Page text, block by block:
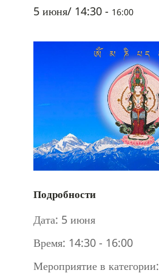
5 июня/ 14:30 - 16:00
Подробности
Дата: 5 июня
Время: 14:30 - 16:00
Мероприятие в категории: